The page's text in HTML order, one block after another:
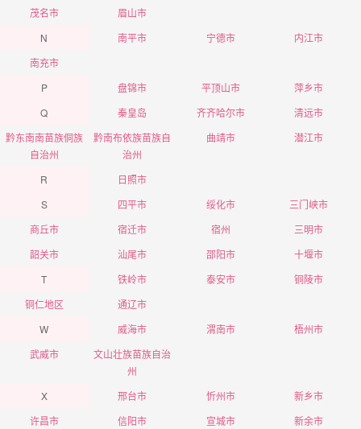
茂名市
眉山市
N
南平市 宁德市
内江市
南充市
P
盘锦市 平顶山市
萍乡市
Q
秦皇岛 齐齐哈尔市
清远市
黔东南南苗族侗族
自治州
黔南布依族苗族自
治州
曲靖市 潜江市
R
日照市
S
四平市 绥化市
三门峡市
商丘市
宿迁市 宿州
三明市
韶关市
汕尾市 邵阳市
十堰市
T
铁岭市 泰安市
铜陵市
铜仁地区
通辽市
W
威海市 渭南市
梧州市
武威市
文山壮族苗族自治
州
X
邢台市 忻州市
新乡市
许昌市
信阳市 宣城市
新余市